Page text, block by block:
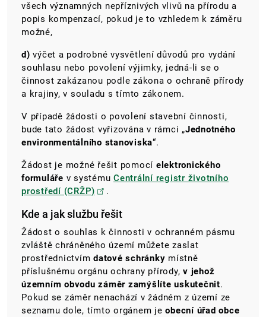
všech významných nepříznivých vlivů na přírodu a
popis kompenzací, pokud je to vzhledem k záměru
možné,
d)výčet a podrobné vysvětlení důvodů pro vydání
souhlasu nebo povolení výjimky, jedná-li se o
činnost zakázanou podle zákona o ochraně přírody
a krajiny, v souladu s tímto zákonem.
V případě žádosti o povolení stavební činnosti,
bude tato žádost vyřizována v rámci „Jednotného
environmentálního stanoviska“.
Žádost je možné řešit pomocí elektronického
formuláře v systému Centrální registr životního
prostředí (CRŽP)
.
Kde a jak službu řešit
Žádosto souhlas k činnosti v ochranném pásmu
zvláště chráněného území můžete zaslat
prostřednictvím datové schránky místně
příslušnému orgánu ochrany přírody, v jehož
územním obvodu záměr zamýšlíte uskutečnit.
Pokud se záměr nenachází v žádném z území ze
seznamu dole, tímto orgánem jeobecní úřad obce